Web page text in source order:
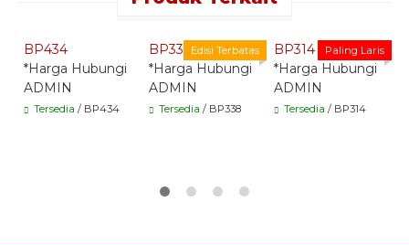
BP434
*Harga Hubungi
ADMIN
Tersedia / BP434
Quick Order -
Edisi Terbatas
BP338
*Harga Hubungi
ADMIN
Tersedia / BP338
Paling Laris
BP314
*Harga Hubungi
ADMIN
Tersedia / BP314